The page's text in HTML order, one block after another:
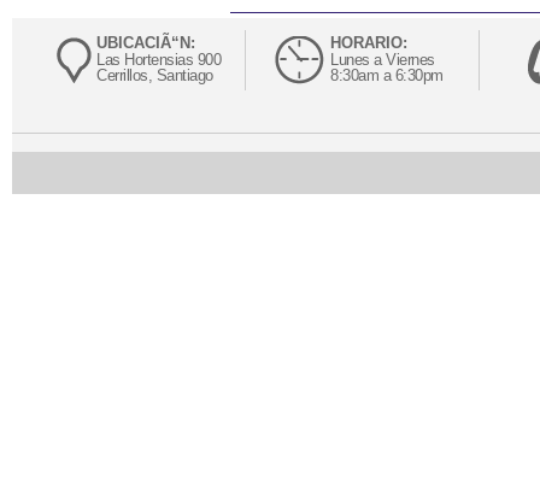
UBICACIÃ“N:
Las Hortensias 900
Cerrillos, Santiago
HORARIO:
Lunes a Viernes
8:30am a 6:30pm